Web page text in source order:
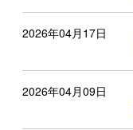
2026年04月17日
2026年04月09日